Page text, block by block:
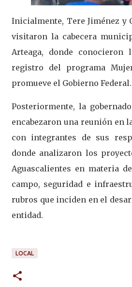
Inicialmente, Tere Jiménez y
visitaron la cabecera
Arteaga, donde conocieron
registro del programa
promueve el Gobierno Federal.
Posteriormente, la
encabezaron una reunión en
con integrantes de sus
donde analizaron los
Aguascalientes en materia
campo, seguridad e
rubros que inciden en el
entidad.
LOCAL